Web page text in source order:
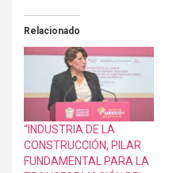
Relacionado
“INDUSTRIA DE LA
CONSTRUCCIÓN, PILAR
FUNDAMENTAL PARA LA